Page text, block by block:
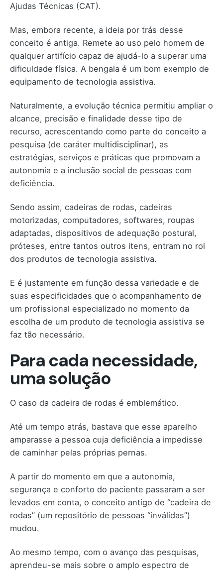
Ajudas Técnicas (CAT).
Mas, embora recente, a ideia por trás desse
conceito é antiga. Remete ao uso pelo homem de
qualquer artifício capaz de ajudá-lo a superar uma
dificuldade física. A bengala é um bom exemplo de
equipamento de tecnologia assistiva.
Naturalmente, a evolução técnica permitiu ampliar o
alcance, precisão e finalidade desse tipo de
recurso, acrescentando como parte do conceito a
pesquisa (de caráter multidisciplinar), as
estratégias, serviços e práticas que promovam a
autonomia e a inclusão social de pessoas com
deficiência.
Sendo assim, cadeiras de rodas, cadeiras
motorizadas, computadores, softwares, roupas
adaptadas, dispositivos de adequação postural,
próteses, entre tantos outros itens, entram no rol
dos produtos de tecnologia assistiva.
E é justamente em função dessa variedade e de
suas especificidades que o acompanhamento de
um profissional especializado no momento da
escolha de um produto de tecnologia assistiva se
faz tão necessário.
Para cada necessidade,
uma solução
O caso da cadeira de rodas é emblemático.
Até um tempo atrás, bastava que esse aparelho
amparasse a pessoa cuja deficiência a impedisse
de caminhar pelas próprias pernas.
A partir do momento em que a autonomia,
segurança e conforto do paciente passaram a ser
levados em conta, o conceito antigo de “cadeira de
rodas” (um repositório de pessoas “inválidas”)
mudou.
Ao mesmo tempo, com o avanço das pesquisas,
aprendeu-se mais sobre o amplo espectro de